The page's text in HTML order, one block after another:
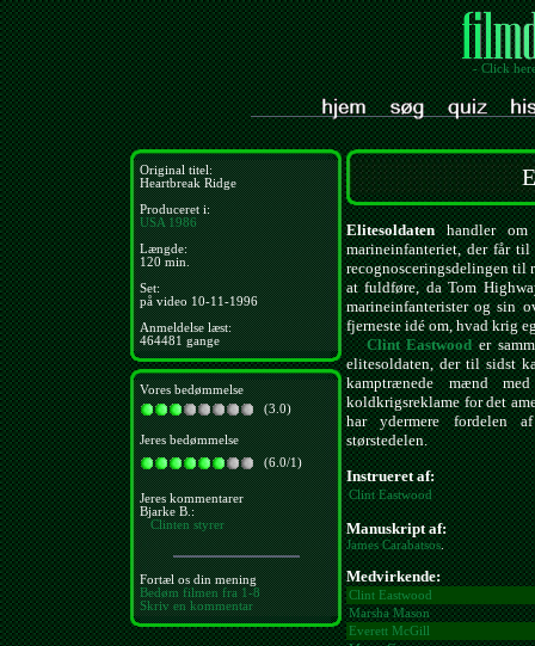
- Click
Original titel:
Heartbreak Ridge
Produceret i:
USA 1986
Længde:
120 min.
Set:
på video 10-11-1996
Anmeldelse læst:
464481 gange
Vores bedømmelse
(3.0)
Jeres bedømmelse
(6.0/1)
Jeres kommentarer
Bjarke B.:
Clinten styrer
Fortæl os din mening
Bedøm filmen fra 1-8
Skriv en kommentar
Elitesoldatenhandler om
marineinfanteriet, der får
recognosceringsdelingen til
at fuldføre, da Tom
marineinfanterister og sin
fjerneste idé om, hvad krig
Clint Eastwooder
elitesoldaten, der til sidst
kamptrænede mænd
koldkrigsreklame for det
har ydermere fordelen
størstedelen.
Instrueret af:
Clint Eastwood
Manuskript af:
James Carabatsos.
Medvirkende:
Clint Eastwood
Marsha Mason
Everett McGill